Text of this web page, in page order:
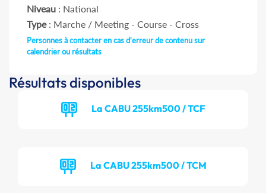
Niveau : National
Type: Marche / Meeting - Course - Cross
Personnes à contacter en cas d'erreur de contenu sur
calendrier ou résultats
Résultats disponibles
La CABU 255km500 / TCF
La CABU 255km500 / TCM